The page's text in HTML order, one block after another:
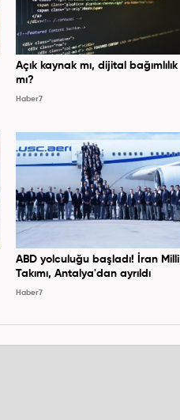
Açık kaynak mı, dijital bağımlılık
mı?
Haber7
ABD yolculuğu başladı! İran Milli
Takımı, Antalya'dan ayrıldı
Haber7